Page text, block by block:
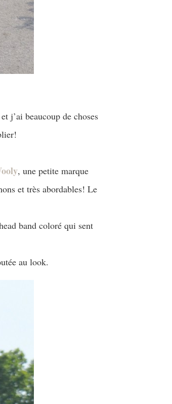
j’ai beaucoup de choses
, une petite marque
et très abordables! Le
band coloré qui sent
au look.